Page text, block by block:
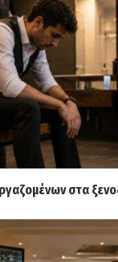
στα